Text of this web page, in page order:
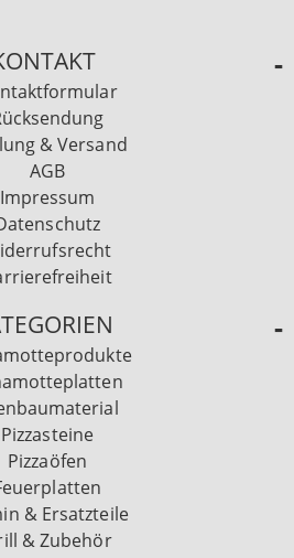
& Versand
AGB
Impressum
Pizzasteine
Pizzaöfen
& Ersatzteile
& Zubehör